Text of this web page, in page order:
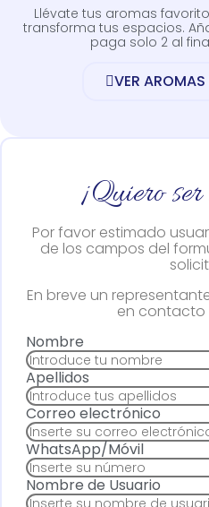
Llévate tus aromas
transforma tus espacios.
paga solo 2 al
VER AROMAS
¡Quiero
Por favor estimado
de los campos del
En breve un
en contacto
Nombre
Apellidos
Correo electrónico
WhatsApp/Móvil
Nombre de Usuario